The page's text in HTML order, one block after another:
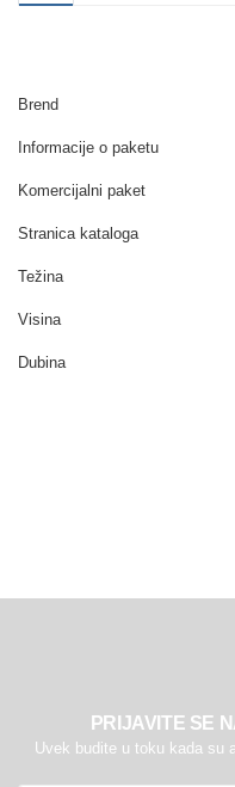
Brend
Informacije o paketu
Komercijalni paket
Stranica kataloga
Težina
Visina
Dubina
PRIJAVITE SE
Uvek budite u toku kada su